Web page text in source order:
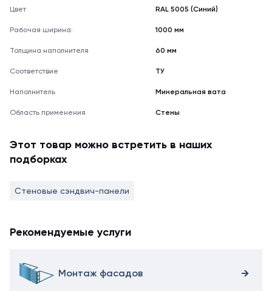
Цвет RAL 5005 (Синий)
Рабочая ширина: 1000 мм
Толщина наполнителя 60 мм
Соответствие ТУ
Наполнитель Минеральная вата
Область применения Стены
Этот товар можно встретить в наших
подборках
Стеновые сэндвич-панели
Рекомендуемые услуги
Монтаж фасадов